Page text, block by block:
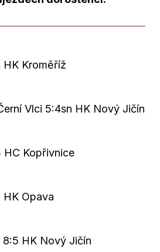
Kroměříž
Vlci 5:4sn HK Nový Jičín
HC Kopřivnice
Opava
8:5 HK Nový Jičín